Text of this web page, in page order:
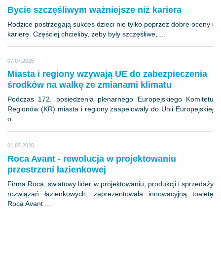
Bycie szczęśliwym ważniejsze niż kariera
Rodzice postrzegają sukces dzieci nie tylko poprzez dobre oceny i
karierę. Częściej chcieliby, żeby były szczęśliwe, ...
07.07.2026
Miasta i regiony wzywają UE do zabezpieczenia
środków na walkę ze zmianami klimatu
Podczas 172. posiedzenia plenarnego Europejskiego Komitetu
Regionów (KR) miasta i regiony zaapelowały do Unii Europejskiej
o ...
01.07.2026
Roca Avant - rewolucja w projektowaniu
przestrzeni łazienkowej
Firma Roca, światowy lider w projektowaniu, produkcji i sprzedaży
rozwiązań łazienkowych, zaprezentowała innowacyjną toaletę
Roca Avant ...